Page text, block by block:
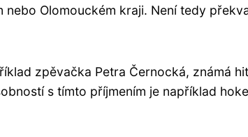
Olomouckém kraji. Není tedy
zpěvačka Petra Černocká, známá
s tímto příjmením je například